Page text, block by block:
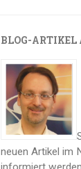
BLOG-ARTIKEL
neuen Artikel im